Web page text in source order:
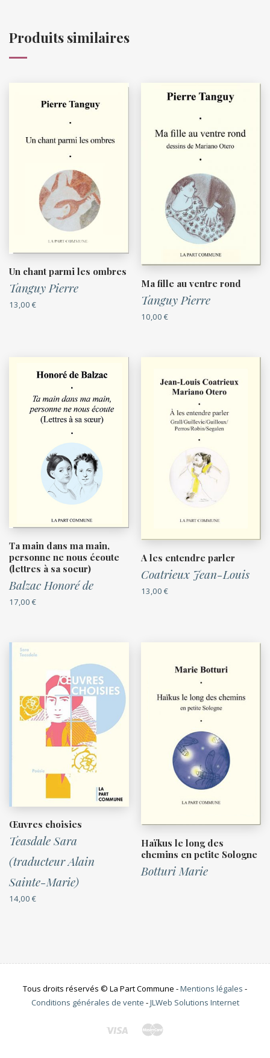
Produits similaires
Un chant parmi les ombres
Tanguy Pierre
13,00 €
Ma fille au ventre rond
Tanguy Pierre
10,00 €
Ta main dans ma main,
personne ne nous écoute
(lettres à sa soeur)
Balzac Honoré de
17,00 €
A les entendre parler
Coatrieux Jean-Louis
13,00 €
Œuvres choisies
Teasdale Sara
(traducteur Alain
Sainte-Marie)
14,00 €
Haïkus le long des
chemins en petite Sologne
Botturi Marie
Tous droits réservés © La Part Commune -Mentions légales -
Conditions générales de vente -JLWeb Solutions Internet